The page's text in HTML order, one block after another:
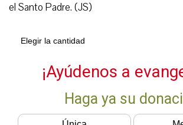
el Santo Padre. (JS)